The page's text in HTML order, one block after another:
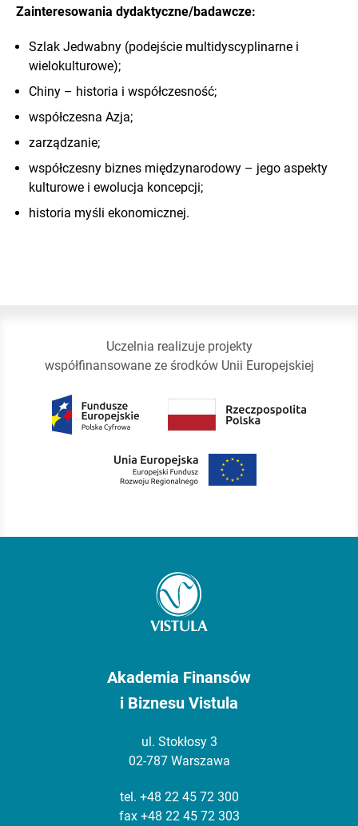
Zainteresowania dydaktyczne/badawcze:
Szlak Jedwabny (podejście multidyscyplinarne i
wielokulturowe);
Chiny – historia i współczesność;
współczesna Azja;
zarządzanie;
współczesny biznes międzynarodowy – jego aspekty
kulturowe i ewolucja koncepcji;
historia myśli ekonomicznej.
Uczelnia realizuje projekty
współfinansowane ze środków Unii Europejskiej
Akademia Finansów
i Biznesu Vistula
ul. Stokłosy 3
02-787 Warszawa
tel. +48 22 45 72 300
fax +48 22 45 72 303